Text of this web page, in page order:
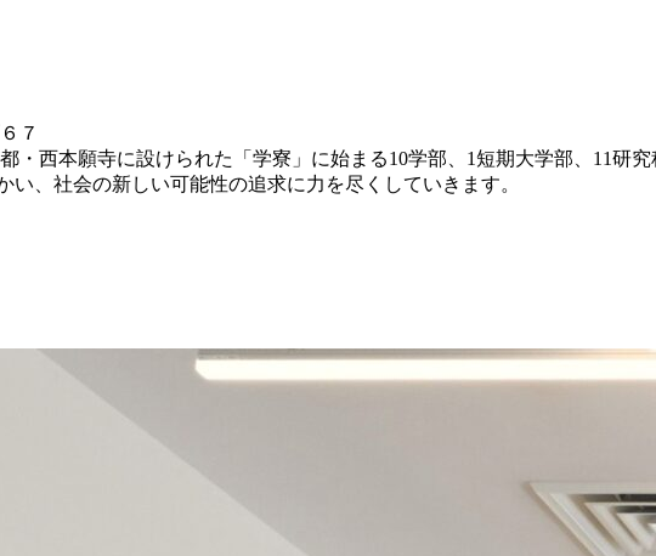
７
・西本願寺に設けられた「学寮」に始まる10学部、1短期大学部、11研
い、社会の新しい可能性の追求に力を尽くしていきます。